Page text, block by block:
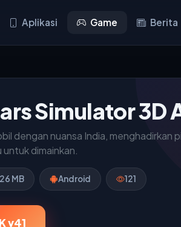
Aplikasi Game Berita
Simulator 3D
dengan nuansa India,
dimainkan.
MB Android 121
v41